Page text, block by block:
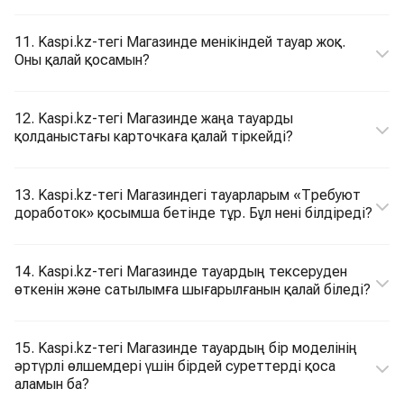
11. Kaspi.kz-тегі Магазинде менікіндей тауар жоқ.
Оны қалай қосамын?
12. Kaspi.kz-тегі Магазинде жаңа тауарды
қолданыстағы карточкаға қалай тіркейді?
13. Kaspi.kz-тегі Магазиндегі тауарларым «Требуют
доработок» қосымша бетінде тұр. Бұл нені білдіреді?
14. Kaspi.kz-тегі Магазинде тауардың тексеруден
өткенін және сатылымға шығарылғанын қалай біледі?
15. Kaspi.kz-тегі Магазинде тауардың бір моделінің
әртүрлі өлшемдері үшін бірдей суреттерді қоса
аламын ба?